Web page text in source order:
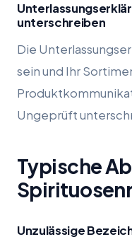
unterschreiben
Die
sein und Ihr
Ungeprüft
Typische
Unzulässige